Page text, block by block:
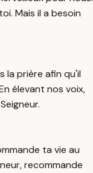
Mais il a besoin
la prière afin qu'il
élevant nos voix,
ta vie au
recommande